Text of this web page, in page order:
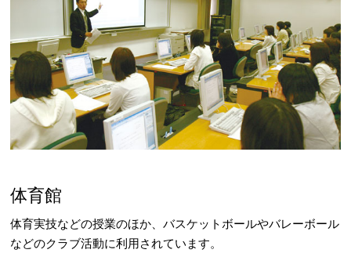
体育館
体育実技などの授業のほか、バスケットボールやバレーボール
などのクラブ活動に利用されています。